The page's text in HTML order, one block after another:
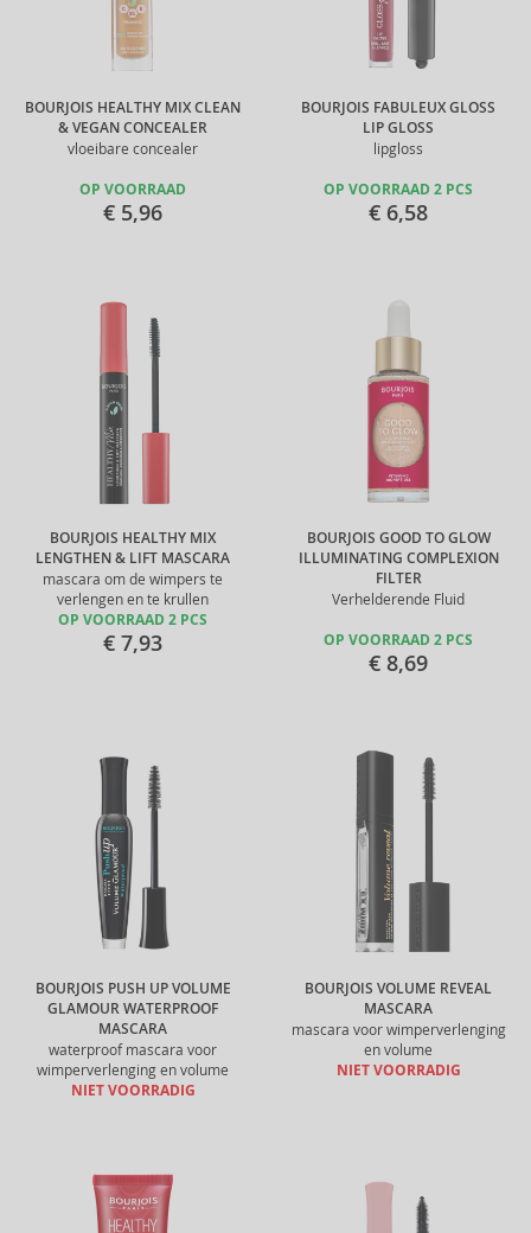
BOURJOIS HEALTHY MIX CLEAN
& VEGAN CONCEALER
vloeibare concealer
OP VOORRAAD
€ 5,96
BOURJOIS FABULEUX GLOSS
LIP GLOSS
lipgloss
OP VOORRAAD 2 PCS
€ 6,58
BOURJOIS HEALTHY MIX
LENGTHEN & LIFT MASCARA
mascara om de wimpers te
verlengen en te krullen
OP VOORRAAD 2 PCS
€ 7,93
BOURJOIS GOOD TO GLOW
ILLUMINATING COMPLEXION
FILTER
Verhelderende Fluid
OP VOORRAAD 2 PCS
€ 8,69
BOURJOIS PUSH UP VOLUME
GLAMOUR WATERPROOF
MASCARA
waterproof mascara voor
wimperverlenging en volume
NIET VOORRADIG
BOURJOIS VOLUME REVEAL
MASCARA
mascara voor wimperverlenging
en volume
NIET VOORRADIG